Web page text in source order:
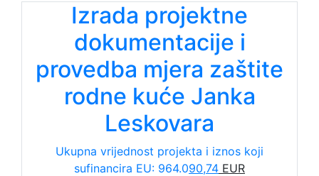
Izrada projektne
dokumentacije i
provedba mjera zaštite
rodne kuće Janka
Leskovara
Ukupna vrijednost projekta i iznos koji
sufinancira EU: 964.090,74 EUR